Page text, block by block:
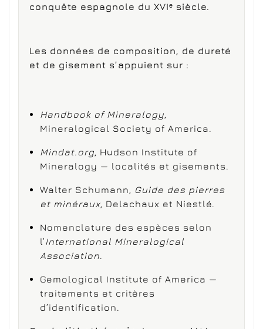
conquête espagnole du XVIᵉ siècle.
Les données de composition, de dureté
et de gisement s’appuient sur :
Handbook of Mineralogy,
Mineralogical Society of America.
Mindat.org, Hudson Institute of
Mineralogy — localités et gisements.
Walter Schumann, Guide des pierres
et minéraux, Delachaux et Niestlé.
Nomenclature des espèces selon
l’International Mineralogical
Association.
Gemological Institute of America —
traitements et critères
d’identification.